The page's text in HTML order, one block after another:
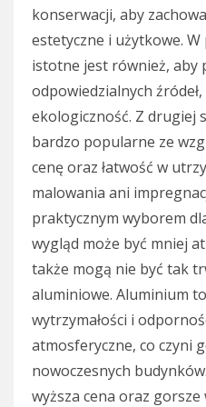
konserwacji, aby
estetyczne i użytkowe.
istotne jest również, aby
odpowiedzialnych
ekologiczność. Z drugiej
bardzo popularne ze
cenę oraz łatwość w
malowania ani
praktycznym wyborem
wygląd może być mniej
także mogą nie być tak
aluminiowe. Aluminium
wytrzymałości i
atmosferyczne, co czyni
nowoczesnych
wyższa cena oraz gorsze